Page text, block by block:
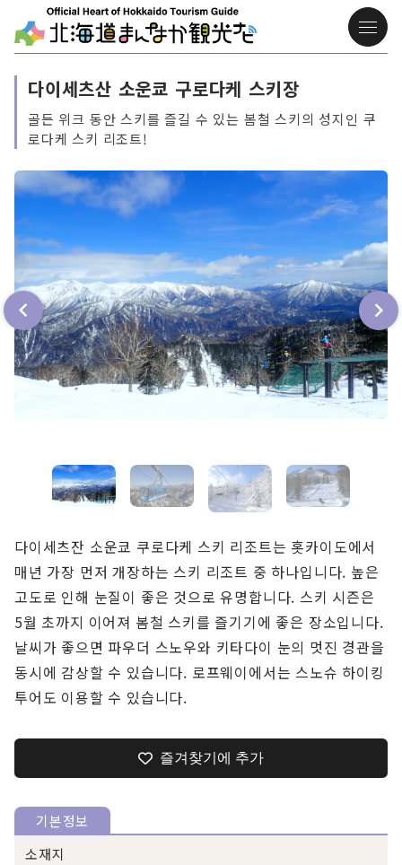
다이세츠산 소운쿄 구로다케 스키장
골든 위크 동안 스키를 즐길 수 있는 봄철 스키의 성지인 쿠
로다케 스키 리조트!
다이세츠잔 소운쿄 쿠로다케 스키 리조트는 홋카이도에서
매년 가장 먼저 개장하는 스키 리조트 중 하나입니다. 높은
고도로 인해 눈질이 좋은 것으로 유명합니다. 스키 시즌은
5월 초까지 이어져 봄철 스키를 즐기기에 좋은 장소입니다.
날씨가 좋으면 파우더 스노우와 키타다이 눈의 멋진 경관을
동시에 감상할 수 있습니다. 로프웨이에서는 스노슈 하이킹
투어도 이용할 수 있습니다.
즐겨찾기에 추가
기본정보
소재지